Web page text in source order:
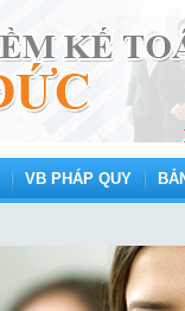
VB PHÁP QUY